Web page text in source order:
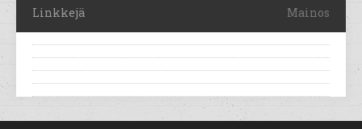
Linkkejä Mainos